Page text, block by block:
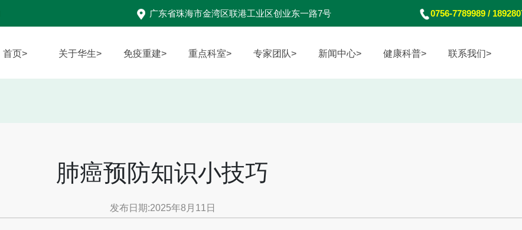
广东省珠海市金湾区联港工业区创业东一路7号 0756-7789989 /
首页> 关于华生> 免疫重建> 重点科室> 专家团队> 新闻中心> 健康科普> 联系我们>
肺癌预防知识小技巧
发布日期:2025年8月11日